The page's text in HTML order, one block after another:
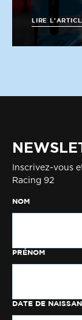
LIRE
Inscrivez-vous
Racing 92
NOM
PRÉNOM
DATE DE